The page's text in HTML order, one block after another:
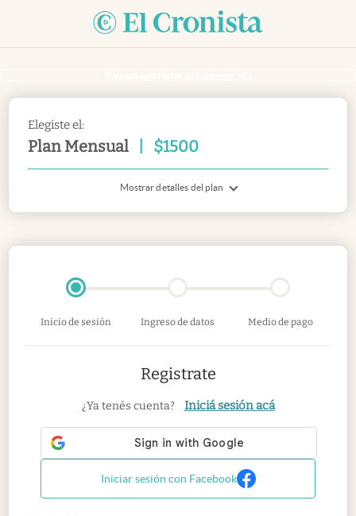
Elegiste el:
Plan Mensual $1500
Mostrar detalles del plan
Inicio de sesión Ingreso de datos Medio de pago
Registrate
¿Ya tenés cuenta? Iniciá sesión acá
Iniciar sesión con Facebook